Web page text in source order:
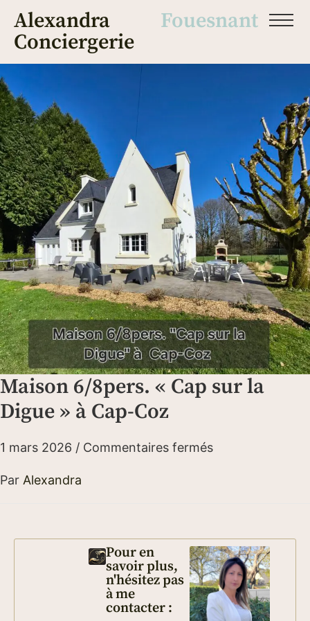
Alexandra
Conciergerie
Fouesnant
Maison 6/8pers. « Cap sur la
Digue » à Cap-Coz
1 mars 2026 / Commentaires fermés
Par Alexandra
Pour en
savoir plus,
n'hésitez pas
à me
contacter :